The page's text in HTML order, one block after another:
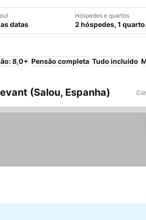
datas
Hóspedes e quartos
2 hóspedes, 1 quarto.
8,0+ Pensão completa Tudo incluído
(Salou, Espanha)